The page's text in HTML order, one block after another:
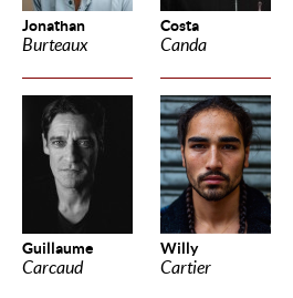
Jonathan
Burteaux
Costa
Canda
Guillaume
Carcaud
Willy
Cartier